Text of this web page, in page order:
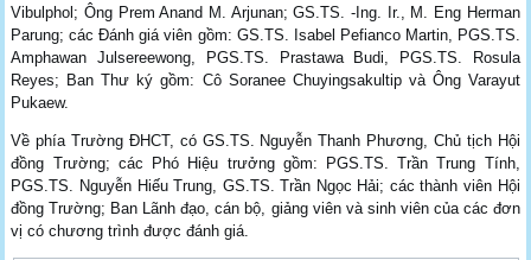
Vibulphol; Ông Prem Anand M. Arjunan; GS.TS. -Ing. Ir., M. Eng Herman
Parung; các Đánh giá viên gồm: GS.TS. Isabel Pefianco Martin, PGS.TS.
Amphawan Julsereewong, PGS.TS. Prastawa Budi, PGS.TS. Rosula
Reyes; Ban Thư ký gồm: Cô Soranee Chuyingsakultip và Ông Varayut
Pukaew.
Về phía Trường ĐHCT, có GS.TS. Nguyễn Thanh Phương, Chủ tịch Hội
đồng Trường; các Phó Hiệu trưởng gồm: PGS.TS. Trần Trung Tính,
PGS.TS. Nguyễn Hiếu Trung, GS.TS. Trần Ngọc Hải; các thành viên Hội
đồng Trường; Ban Lãnh đạo, cán bộ, giảng viên và sinh viên của các đơn
vị có chương trình được đánh giá.